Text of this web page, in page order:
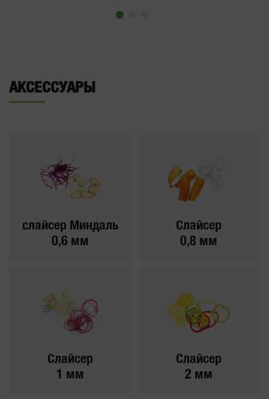
АКСЕССУАРЫ
слайсер Миндаль
0,6 мм
Слайсер
0,8 мм
Слайсер
1 мм
Слайсер
2 мм